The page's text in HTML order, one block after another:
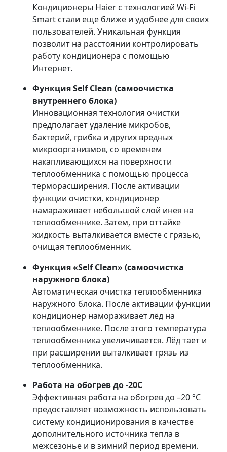
Кондиционеры Haier с технологией Wi-Fi
Smart стали еще ближе и удобнее для своих
пользователей. Уникальная функция
позволит на расстоянии контролировать
работу кондиционера с помощью
Интернет.
Функция Self Clean (самоочистка
внутреннего блока)
Инновационная технология очистки
предполагает удаление микробов,
бактерий, грибка и других вредных
микроорганизмов, со временем
накапливающихся на поверхности
теплообменника с помощью процесса
терморасширения. После активации
функции очистки, кондиционер
намараживает небольшой слой инея на
теплообменнике. Затем, при оттайке
жидкость выталкивается вместе с грязью,
очищая теплообменник.
Функция «Self Clean» (самоочистка
наружного блока)
Автоматическая очистка теплообменника
наружного блока. После активации функции
кондиционер намораживает лёд на
теплообменнике. После этого температура
теплообменника увеличивается. Лёд тает и
при расширении выталкивает грязь из
теплообменника.
Работа на обогрев до -20С
Эффективная работа на обогрев до –20 °С
предоставляет возможность использовать
систему кондиционирования в качестве
дополнительного источника тепла в
межсезонье и в зимний период времени.